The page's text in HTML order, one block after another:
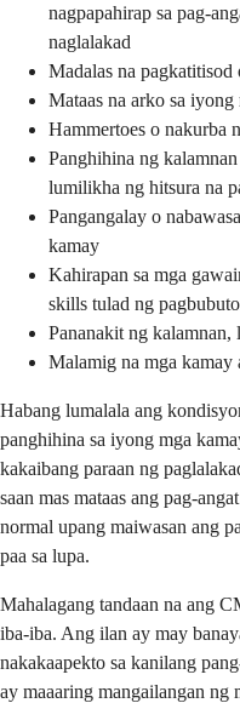
nagpapahirap sa pag-
naglalakad
Madalas na
Mataas na arko sa
Hammertoes o nakurba
Panghihina ng
lumilikha ng hitsura na
Pangangalay o
kamay
Kahirapan sa mga
skills tulad ng
Pananakit ng
Malamig na mga kamay
Habang lumalala ang
panghihina sa iyong mga
kakaibang paraan ng
saan mas mataas ang pag-
normal upang maiwasan ang
paa sa lupa.
Mahalagang tandaan na ang
iba-iba. Ang ilan ay may
nakakaapekto sa kanilang
ay maaaring mangailangan ng